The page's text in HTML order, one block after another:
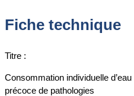
Fiche technique
Titre :
Consommation individuelle
précoce de pathologies